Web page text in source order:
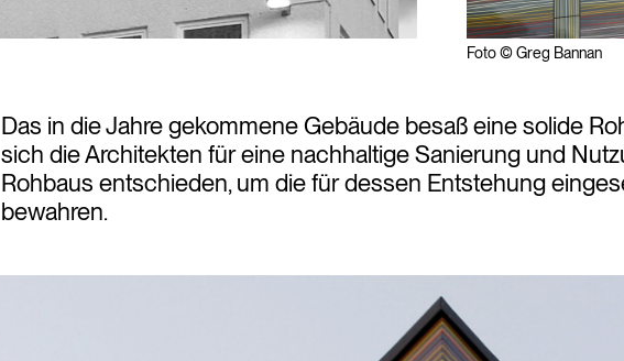
Foto © Greg Bannan
Das in die Jahre gekommene Gebäude besaß eine solide
sich die Architekten für eine nachhaltige Sanierung und
Rohbaus entschieden, um die für dessen Entstehung
bewahren.